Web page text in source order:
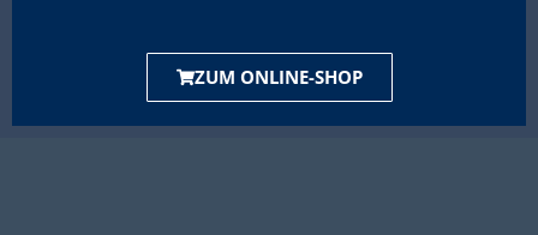
ZUM ONLINE-SHOP